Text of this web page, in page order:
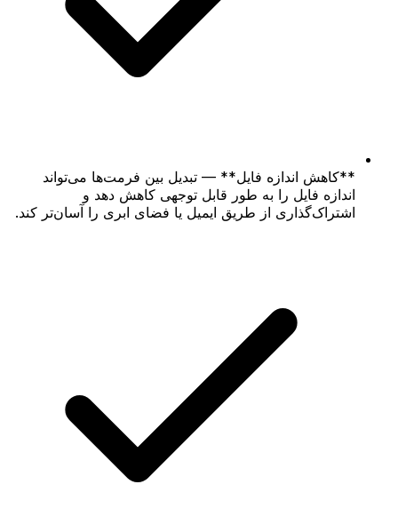
**کاهش اندازه فایل** — تبدیل بین فرمت‌ها می‌تواند
اندازه فایل را به طور قابل توجهی کاهش دهد و
اشتراک‌گذاری از طریق ایمیل یا فضای ابری را آسان‌تر کند.